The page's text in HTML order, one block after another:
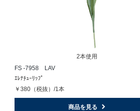
2本使用
FS -7958 LAV
ｴﾚﾅﾁｭｰﾘｯﾌﾟ
￥380（税抜）/1本
商品を見る